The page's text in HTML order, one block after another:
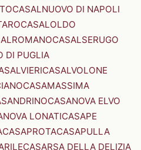
CASALNUOVO DI NAPOLI
CASALOLDO
CASALSERUGO
DI PUGLIA
CASALVOLONE
CASAMASSIMA
CASANOVA ELVO
LONATICASAPE
CASAPROTACASAPULLA
CASARSA DELLA DELIZIA